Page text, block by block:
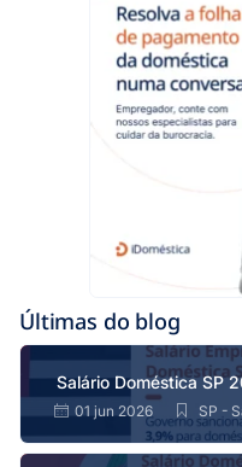
Últimas do blog
Salário Doméstica SP
01 jun 2026 SP -